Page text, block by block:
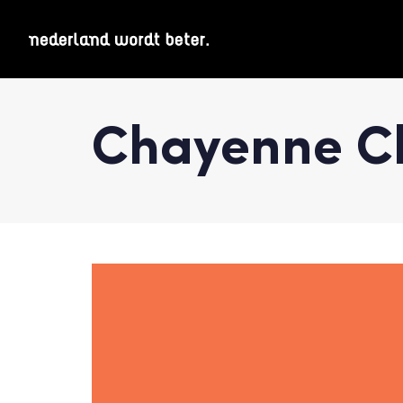
Chayenne